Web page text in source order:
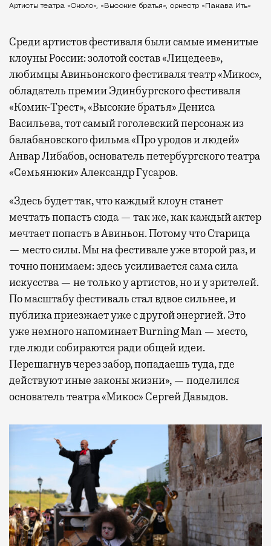
Артисты театра «Около», «Высокие братья», оркестр «Пакава Ить»
Среди артистов фестиваля были самые именитые
клоуны России: золотой состав «Лицедеев»,
любимцы Авиньонского фестиваля театр «Микос»,
обладатель премии Эдинбургского фестиваля
«Комик-Трест», «Высокие братья» Дениса
Васильева, тот самый гоголевский персонаж из
балабановского фильма «Про уродов и людей»
Анвар Либабов, основатель петербургского театра
«Семьянюки» Александр Гусаров.
«Здесь будет так, что каждый клоун станет
мечтать попасть сюда — так же, как каждый актер
мечтает попасть в Авиньон. Потому что Старица
— место силы. Мы на фестивале уже второй раз, и
точно понимаем: здесь усиливается сама сила
искусства — не только у артистов, но и у зрителей.
По масштабу фестиваль стал вдвое сильнее, и
публика приезжает уже с другой энергией. Это
уже немного напоминает Burning Man — место,
где люди собираются ради общей идеи.
Перешагнув через забор, попадаешь туда, где
действуют иные законы жизни», — поделился
основатель театра «Микос» Сергей Давыдов.